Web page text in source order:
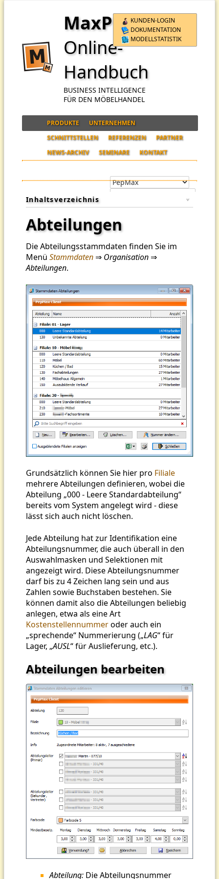
KUNDEN-LOGIN
DOKUMENTATION
MODELLSTATISTIK
MaxPro
Online-
Handbuch
BUSINESS INTELLIGENCE
FÜR DEN MÖBELHANDEL
PRODUKTE
UNTERNEHMEN
SCHNITTSTELLEN
REFERENZEN
PARTNER
NEWS-ARCHIV
SEMINARE KONTAKT
Inhaltsverzeichnis
Abteilungen
Die Abteilungsstammdaten finden Sie im
Menü Stammdaten ⇒ Organisation ⇒
Abteilungen.
Grundsätzlich können Sie hier pro Filiale
mehrere Abteilungen definieren, wobei die
Abteilung „000 - Leere Standardabteilung“
bereits vom System angelegt wird - diese
lässt sich auch nicht löschen.
Jede Abteilung hat zur Identifikation eine
Abteilungsnummer, die auch überall in den
Auswahlmasken und Selektionen mit
angezeigt wird. Diese Abteilungsnummer
darf bis zu 4 Zeichen lang sein und aus
Zahlen sowie Buchstaben bestehen. Sie
können damit also die Abteilungen beliebig
anlegen, etwa als eine Art
Kostenstellennummeroder auch ein
„sprechende“ Nummerierung („LAG“ für
Lager, „AUSL“ für Auslieferung, etc.).
Abteilungen bearbeiten
Abteilung: Die Abteilungsnummer